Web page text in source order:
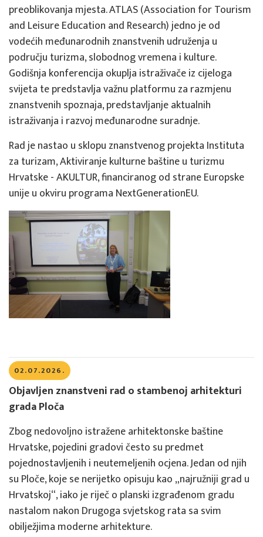
preoblikovanja mjesta. ATLAS (Association for Tourism
and Leisure Education and Research) jedno je od
vodećih međunarodnih znanstvenih udruženja u
području turizma, slobodnog vremena i kulture.
Godišnja konferencija okuplja istraživače iz cijeloga
svijeta te predstavlja važnu platformu za razmjenu
znanstvenih spoznaja, predstavljanje aktualnih
istraživanja i razvoj međunarodne suradnje.
Rad je nastao u sklopu znanstvenog projekta Instituta
za turizam, Aktiviranje kulturne baštine u turizmu
Hrvatske - AKULTUR, financiranog od strane Europske
unije u okviru programa NextGenerationEU.
02.07.2026.
Objavljen znanstveni rad o stambenoj arhitekturi
grada Ploča
Zbog nedovoljno istražene arhitektonske baštine
Hrvatske, pojedini gradovi često su predmet
pojednostavljenih i neutemeljenih ocjena. Jedan od njih
su Ploče, koje se nerijetko opisuju kao „najružniji grad u
Hrvatskoj“, iako je riječ o planski izgrađenom gradu
nastalom nakon Drugoga svjetskog rata sa svim
obilježjima moderne arhitekture.